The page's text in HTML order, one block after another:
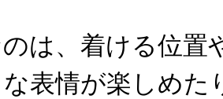
は、着ける位置
表情が楽しめた